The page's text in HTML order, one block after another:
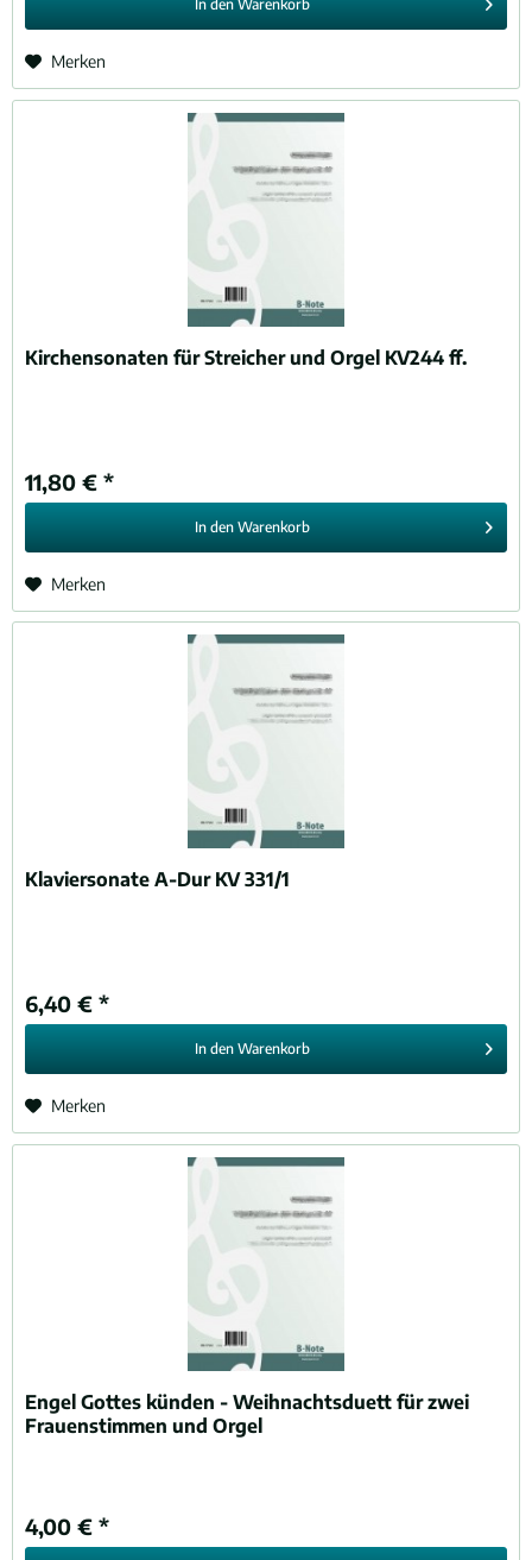
In den Warenkorb
Merken
Kirchensonaten für Streicher und Orgel KV244 ff.
11,80 € *
In den Warenkorb
Merken
Klaviersonate A-Dur KV 331/1
6,40 € *
In den Warenkorb
Merken
Engel Gottes künden - Weihnachtsduett für zwei
Frauenstimmen und Orgel
4,00 € *